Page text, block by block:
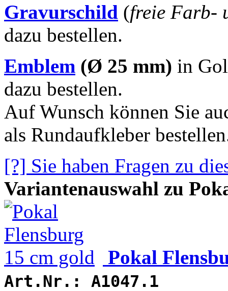
Gravurschild (freie Farb-
dazu bestellen.
Emblem (Ø 25 mm) in
dazu bestellen.
Auf Wunsch können Sie
als Rundaufkleber
[?] Sie haben Fragen zu
Variantenauswahl zu
Pokal
Art.Nr.: A1047.1